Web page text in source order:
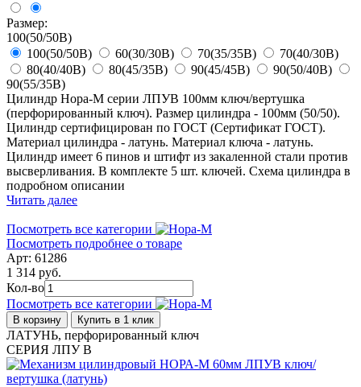
Размер:
100(50/50В)
100(50/50В)
60(30/30В) 70(35/35В)
70(40/30В)
80(40/40В)
80(45/35В) 90(45/45В)
90(50/40В)
90(55/35В)
Цилиндр Нора-М серии ЛПУВ 100мм ключ/вертушка
(перфорированный ключ). Размер цилиндра - 100мм (50/50).
Цилиндр сертифицирован по ГОСТ (Сертификат ГОСТ).
Материал цилиндра - латунь. Материал ключа - латунь.
Цилиндр имеет 6 пинов и штифт из закаленной стали против
высверливания. В комплекте 5 шт. ключей. Схема цилиндра в
подробном описании
Читать далее
Посмотреть все категории
Посмотреть подробнее о товаре
Арт: 61286
1 314 руб.
Кол-во
Посмотреть все категории
В корзину Купить в 1 клик
ЛАТУНЬ, перфорированный ключ
СЕРИЯ ЛПУ В